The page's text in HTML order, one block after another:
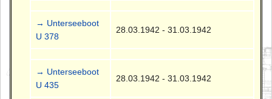
→ Unterseeboot
U 378
28.03.1942 - 31.03.1942
→ Unterseeboot
U 435
28.03.1942 - 31.03.1942